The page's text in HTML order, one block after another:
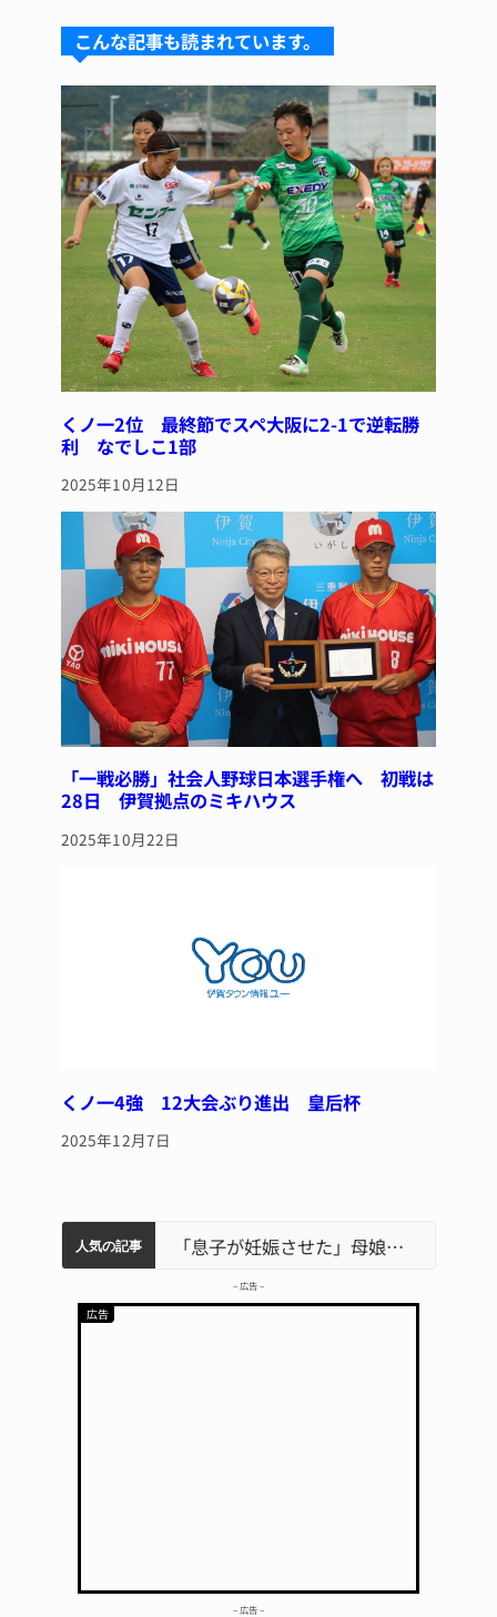
s
k
y
a
d
s
e
b
o
o
k
re
st
こんな記事も読まれています。
くノ一2位 最終節でスペ大阪に2-1で逆転勝
利 なでしこ1部
2025年10月12日
「一戦必勝」社会人野球日本選手権へ 初戦は
28日 伊賀拠点のミキハウス
2025年10月22日
くノ一4強 12大会ぶり進出 皇后杯
2025年12月7日
人気の記事 名張市水道料金47％値上げへ 答申案、審議会で大筋まとまる
器物損壊容疑で83歳女逮捕 伊賀署
中学校の陶壁モニュメント 地元建設会社がボランティアで清掃 伊賀名張市立病院のDMAT、熊本地震の被災地へ 能登以来3回目の派遣
「息子が妊娠させた」母娘だまされ400万円詐欺被害 名張
– 広告 –
– 広告 –